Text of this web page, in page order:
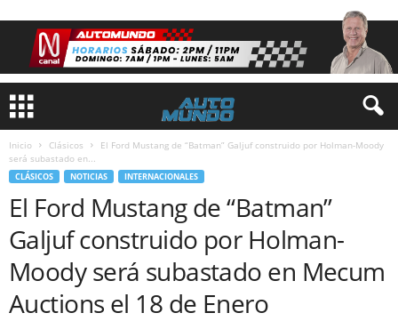
Inicio Clásicos
El Ford Mustang de “Batman” Galjuf construido por Holman-Moody
será subastado en...
CLÁSICOS NOTICIAS INTERNACIONALES
El Ford Mustang de “Batman”
Galjuf construido por Holman-
Moody será subastado en Mecum
Auctions el 18 de Enero